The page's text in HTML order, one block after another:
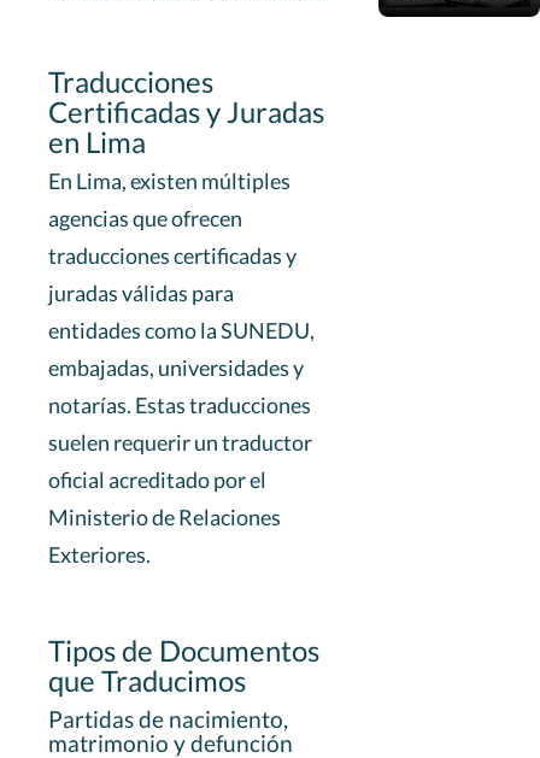
Traducciones
Certificadas y Juradas
en Lima
En Lima, existen múltiples
agencias que ofrecen
traducciones certificadas y
juradas válidas para
entidades como la SUNEDU,
embajadas, universidades y
notarías. Estas traducciones
suelen requerir un traductor
oficial acreditado por el
Ministerio de Relaciones
Exteriores.
Tipos de Documentos
que Traducimos
Partidas de nacimiento,
matrimonio y defunción